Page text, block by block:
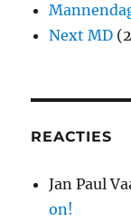
Next MD
REACTIES
Jan Paul
on!